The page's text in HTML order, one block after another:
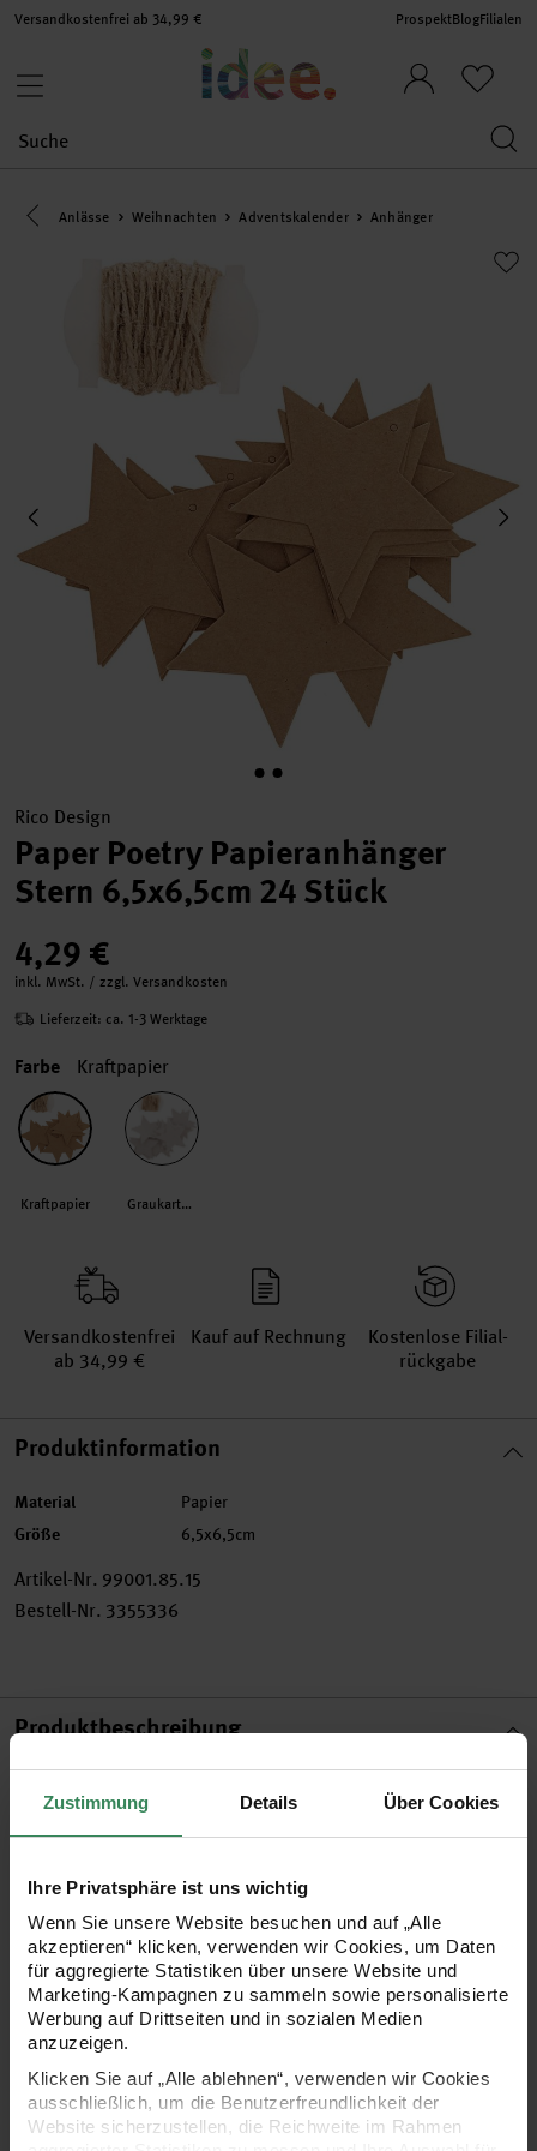
Zustimmung Details Über Cookies
Ihre Privatsphäre ist uns wichtig
Wenn Sie unsere Website besuchen und auf „Alle
akzeptieren“ klicken, verwenden wir Cookies, um Daten
für aggregierte Statistiken über unsere Website und
Marketing-Kampagnen zu sammeln sowie personalisierte
Werbung auf Drittseiten und in sozialen Medien
anzuzeigen.
Klicken Sie auf „Alle ablehnen“, verwenden wir Cookies
ausschließlich, um die Benutzerfreundlichkeit der
Website sicherzustellen, die Reichweite im Rahmen
Versandkostenfrei ab 34,99 € ProspektBlogFilialen
Eine Kategorie zurück navigieren
Anlässe Weihnachten Adventskalender Anhänger
Rico Design
Paper Poetry Papieranhänger
Stern 6,5x6,5cm 24 Stück
4,29 €
inkl. MwSt. / zzgl. Versandkosten
Lieferzeit: ca. 1-3 Werktage
Farbe Kraftpapier
Kraftpapier Graukarton
Versand­kosten­frei
ab 34,99 €
Kauf auf Rechnung
Kosten­lose Filial­
rückgabe
Produktinformation
Material Papier
Größe 6,5x6,5cm
Artikel-Nr. 99001.85.15
Bestell-Nr. 3355336
Produktbeschreibung
natürlicher Pappe im Lieferumfang enthalten. Gestalten die
Anhänger nach Belieben und befestigen Sie diese
anschließend mit dem beigefügten Band.
Inhalt: 24 Stück
Größe: 6,5 x 6,5 cm
Grammatur: 400 g/m³